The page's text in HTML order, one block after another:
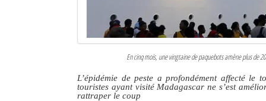
En cinq mois, une vingtaine de paquebots amène plus de
L’épidémie de peste a profondément affecté
touristes ayant visité Madagascar ne s’est
rattraper le coup